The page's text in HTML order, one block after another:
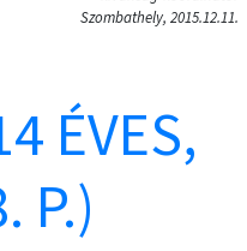
Szombathely, 2015.12.11.
ÉVES,
P.)